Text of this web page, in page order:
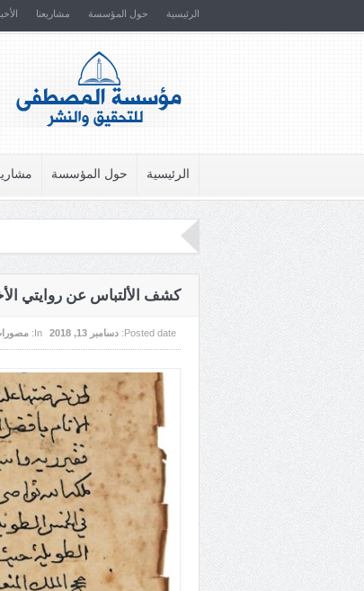
الرئيسية حول المؤسسة مشاريعنا
الرئيسية حول المؤسسة
كشف الألتباس عن روايتي
Posted date: دسامبر 13, 2018 In: